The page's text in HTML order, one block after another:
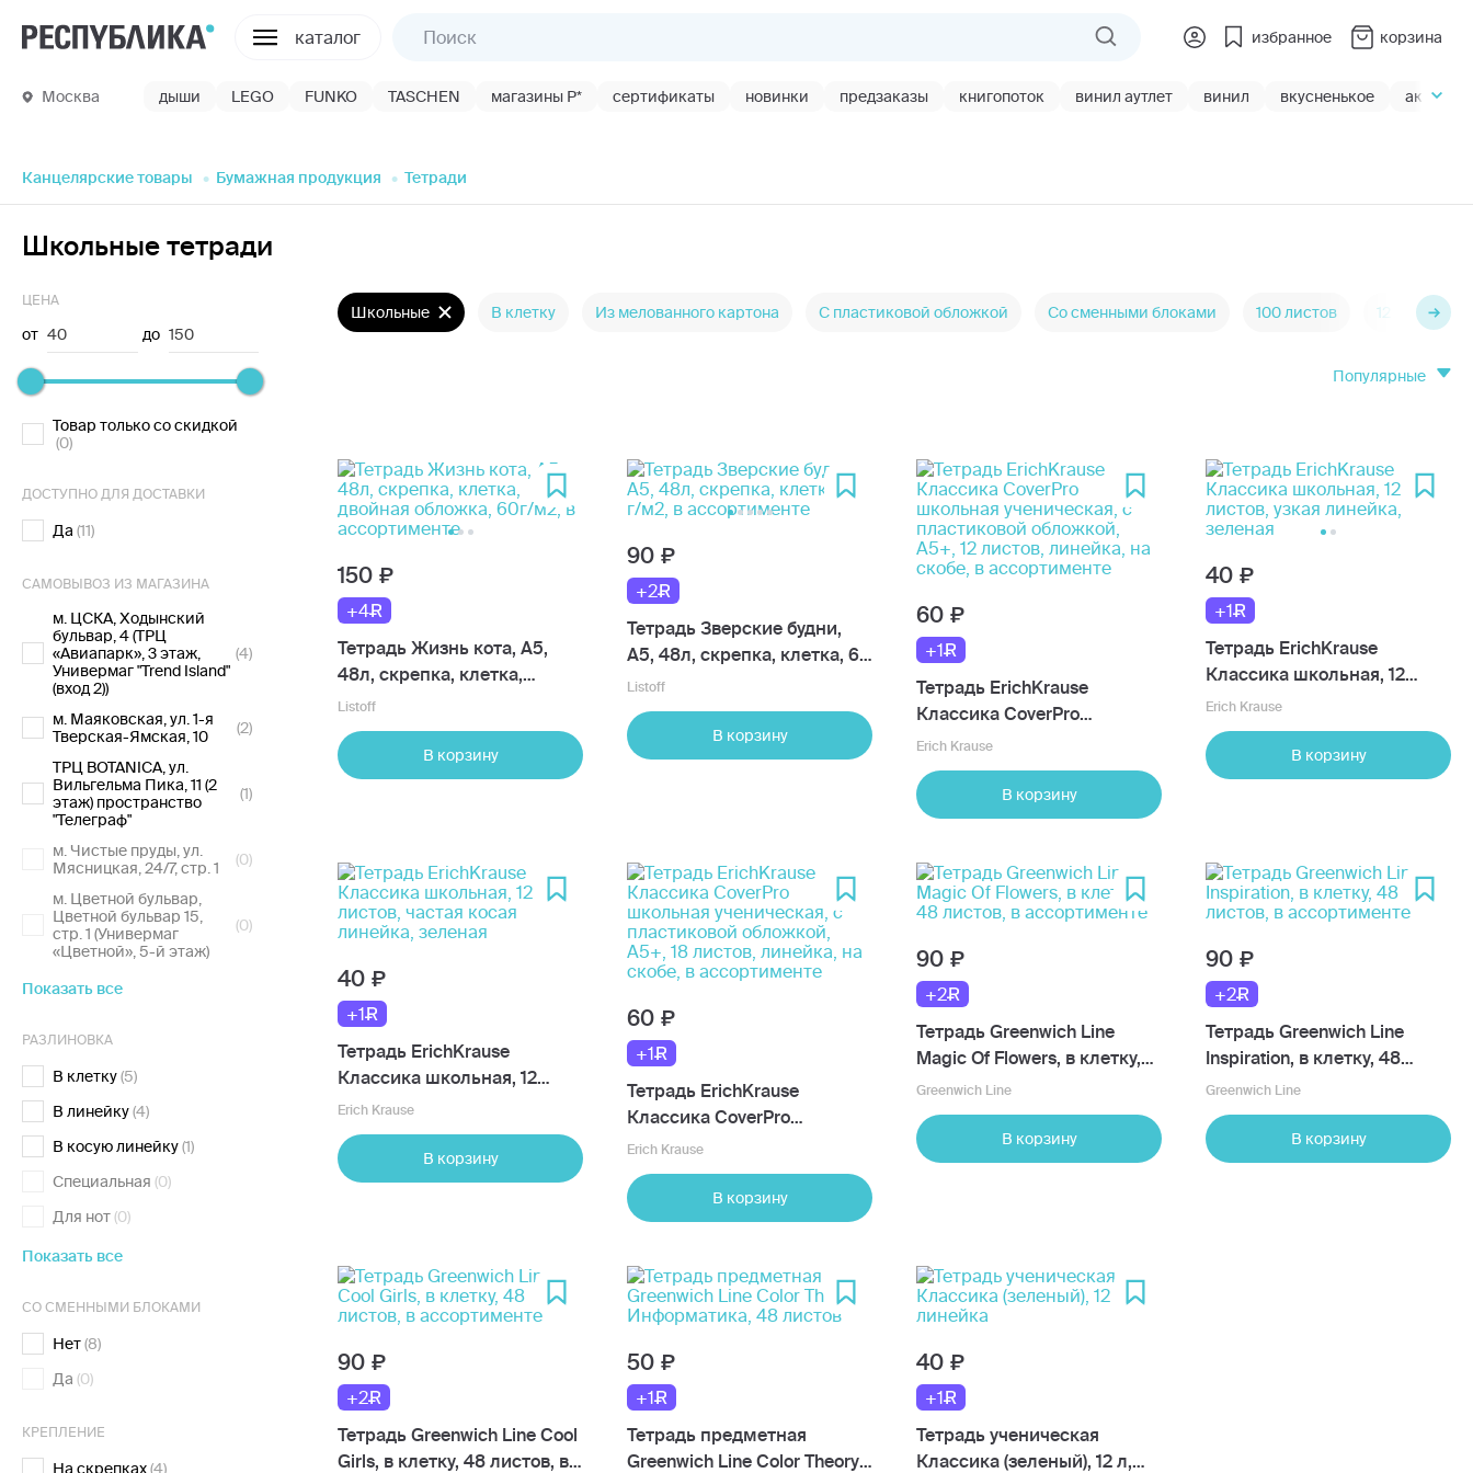
каталог избранное корзина
Москва дыши LEGO FUNKO TASCHEN магазины Р* сертификаты новинки предзаказы книгопоток винил аутлет винил вкусненькое акции
Канцелярские товары Бумажная продукция Тетради
Школьные тетради
ЦЕНА
от 40 до 150
Товар только со скидкой
(0)
ДОСТУПНО ДЛЯ ДОСТАВКИ
Да (11)
САМОВЫВОЗ ИЗ МАГАЗИНА
м. ЦСКА, Ходынский
бульвар, 4 (ТРЦ
«Авиапарк», 3 этаж,
Универмаг "Trend Island"
(вход 2))
(4)
м. Маяковская, ул. 1-я
Тверская-Ямская, 10
(2)
ТРЦ BOTANICA, ул.
Вильгельма Пика, 11 (2
этаж) пространство
"Телеграф"
(1)
м. Чистые пруды, ул.
Мясницкая, 24/7, стр. 1
(0)
м. Цветной бульвар,
Цветной бульвар 15,
стр. 1 (Универмаг
«Цветной», 5-й этаж)
(0)
Показать все
РАЗЛИНОВКА
В клетку(5)
В линейку(4)
В косую линейку(1)
Специальная (0)
Для нот(0)
Показать все
СО СМЕННЫМИ БЛОКАМИ
Нет(8)
Да (0)
КРЕПЛЕНИЕ
На скрепках(4)
Школьные В клетку Из мелованного картона С пластиковой обложкой Со сменными блоками 100 листов 12 листов
популярные
150
+4
Тетрадь Жизнь кота, А5,
48л, скрепка, клетка,
двойная обложка, 60г/м2, в
ассортименте
Listoff
В корзину
90
+2
Тетрадь Зверские будни,
А5, 48л, скрепка, клетка, 60
г/м2, в ассортименте
Listoff
В корзину
60
+1
Тетрадь ErichKrause
Классика CoverPrо
школьная ученическая, с
пластиковой обложкой,
А5+, 12 листов, линейка, на
скобе, в ассортименте
Erich Krause
В корзину
40
+1
Тетрадь ErichKrause
Классика школьная, 12
листов, узкая линейка,
зеленая
Erich Krause
В корзину
40
+1
Тетрадь ErichKrause
Классика школьная, 12
листов, частая косая
линейка, зеленая
Erich Krause
В корзину
60
+1
Тетрадь ErichKrause
Классика CoverPrо
школьная ученическая, с
пластиковой обложкой,
А5+, 18 листов, линейка, на
скобе, в ассортименте
Erich Krause
В корзину
90
+2
Тетрадь Greenwich Line
Magic Of Flowers, в клетку,
48 листов, в ассортименте
Greenwich Line
В корзину
90
+2
Тетрадь Greenwich Line
Inspiration, в клетку, 48
листов, в ассортименте
Greenwich Line
В корзину
90
+2
Тетрадь Greenwich Line Cool
Girls, в клетку, 48 листов, в
50
+1
Тетрадь предметная
Greenwich Line Color Theory
40
+1
Тетрадь ученическая
Классика (зеленый), 12 л,